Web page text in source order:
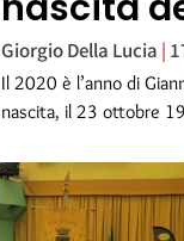
Giorgio Della Lucia
Il 2020 è l’anno di
nascita, il 23 ottobre